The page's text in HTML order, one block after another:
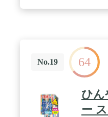
No.19 64
ひん
ー